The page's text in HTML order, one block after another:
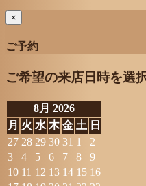
×
ご予約
ご希望の来店日時を選
8月 2026
月 火 水 木 金 土 日
27 28 29 30 31 1
2
3
4 5 6 7 8
9
10 11 12 13 14 15 16